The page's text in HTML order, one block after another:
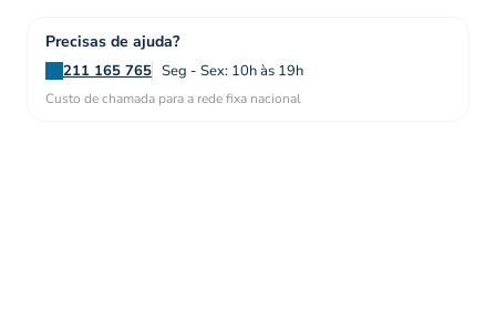
Precisas de ajuda?
211 165 765 Seg - Sex: 10h às 19h
Custo de chamada para a rede fixa nacional